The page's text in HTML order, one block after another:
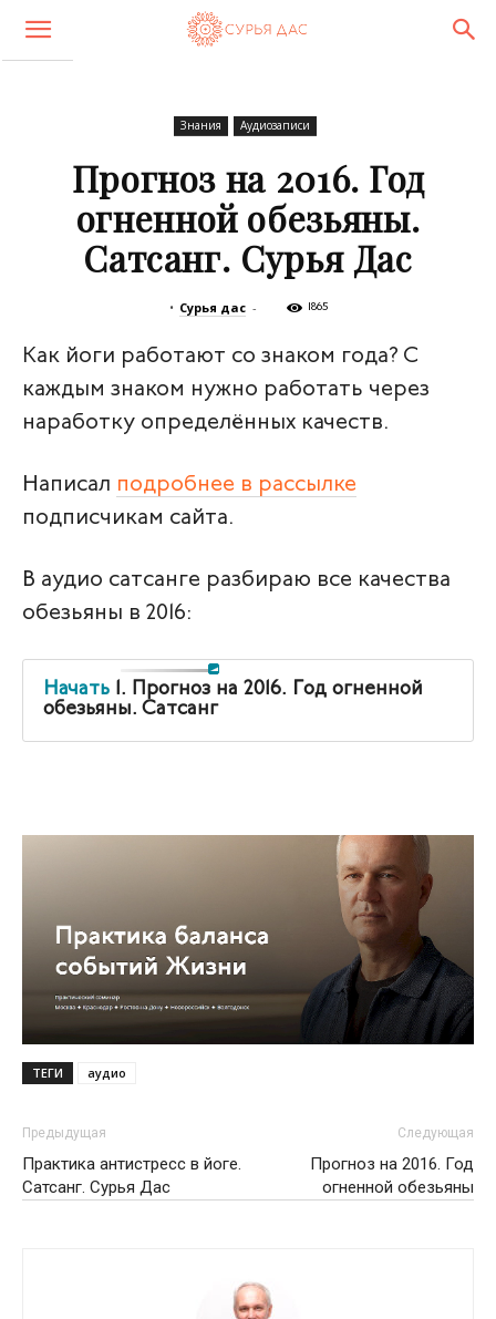
Знания Аудиозаписи
Прогноз на 2016. Год
огненной обезьяны.
Сатсанг. Сурья Дас
• Сурья дас - 1865
Как йоги работают со знаком года? С
каждым знаком нужно работать через
наработку определённых качеств.
Написал подробнее в рассылке
подписчикам сайта.
В аудио сатсанге разбираю все качества
обезьяны в 2016:
Начать 1. Прогноз на 2016. Год огненной
обезьяны. Сатсанг
ТЕГИ аудио
Предыдущая
Практика антистресс в йоге.
Сатсанг. Сурья Дас
Следующая
Прогноз на 2016. Год
огненной обезьяны